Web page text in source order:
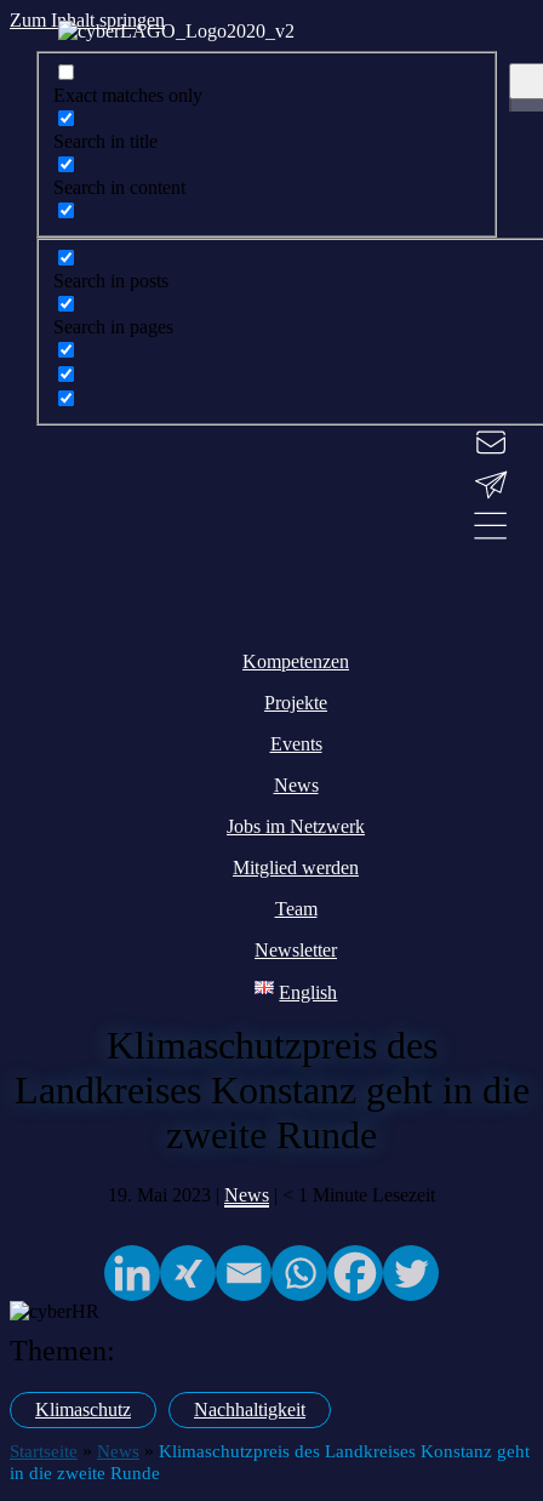
Zum Inhalt springen
Exact matches only
Search in title
Search in content
Search in posts
Search in pages
Kompetenzen
Projekte
Events
News
Jobs im Netzwerk
Mitglied werden
Team
Newsletter
English
Klimaschutzpreis des
Landkreises Konstanz geht in die
zweite Runde
19. Mai 2023 | News | < 1 Minute Lesezeit
Themen:
Klimaschutz Nachhaltigkeit
Startseite » News » Klimaschutzpreis des Landkreises Konstanz geht
in die zweite Runde